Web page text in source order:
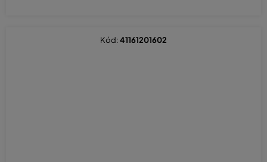
Kód:41161201602